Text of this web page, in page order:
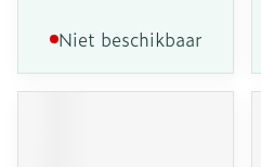
Niet beschikbaar